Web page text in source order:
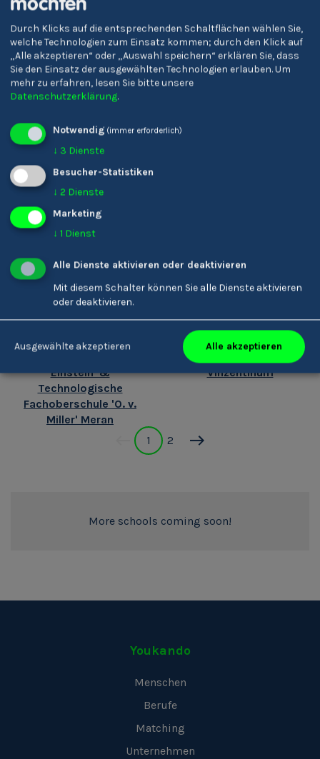
Fachoberschule für
Tourismus und
Biotechnologie 'Marie
Curie' Meran
Oberschulen 'J. Ph.
Fallmerayer'
Einstein' &
Technologische
Fachoberschule 'O. v.
Miller' Meran
Bischöfliches Institut
Vinzentinum
1 2
More schools coming soon!
Youkando
Menschen
Berufe
Matching
Unternehmen
möchten
Durch Klicks auf die entsprechenden Schaltflächen wählen Sie,
welche Technologien zum Einsatz kommen; durch den Klick auf
„Alle akzeptieren“ oder „Auswahl speichern“ erklären Sie, dass
Sie den Einsatz der ausgewählten Technologien erlauben.Um
mehr zu erfahren, lesen Sie bitte unsere
Datenschutzerklärung.
Notwendig (immer erforderlich)
↓ 3 Dienste
Besucher-Statistiken
↓ 2 Dienste
Marketing
↓ 1 Dienst
Alle Dienste aktivieren oder deaktivieren
Mit diesem Schalter können Sie alle Dienste aktivieren
oder deaktivieren.
Ausgewählte akzeptieren Alle akzeptieren